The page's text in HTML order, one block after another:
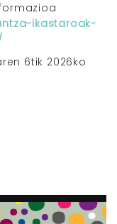
ikastaroak-
6tik 2026ko